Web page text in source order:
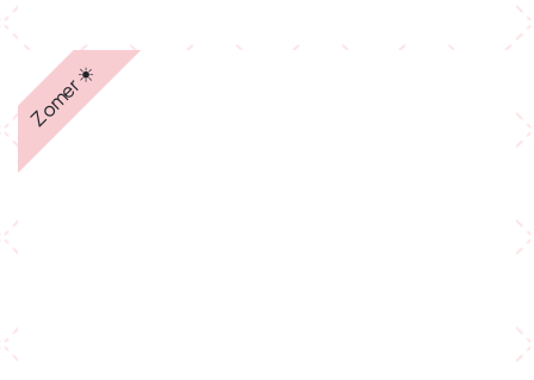
Zomer ☀️